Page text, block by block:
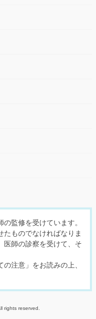
監修を受けています。
たものでなければなりま
医師の診察を受けて、そ
注意」をお読みの上、
rights reserved.